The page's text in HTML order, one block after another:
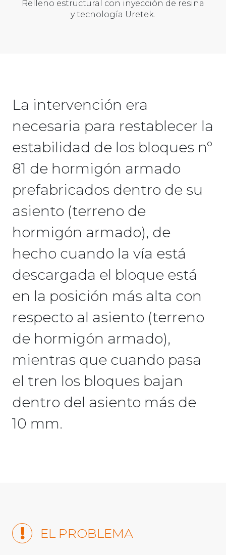
Relleno estructural con inyección de resina
y tecnología Uretek.
La intervención era
necesaria para restablecer la
estabilidad de los bloques nº
81 de hormigón armado
prefabricados dentro de su
asiento (terreno de
hormigón armado), de
hecho cuando la vía está
descargada el bloque está
en la posición más alta con
respecto al asiento (terreno
de hormigón armado),
mientras que cuando pasa
el tren los bloques bajan
dentro del asiento más de
10 mm.
EL PROBLEMA